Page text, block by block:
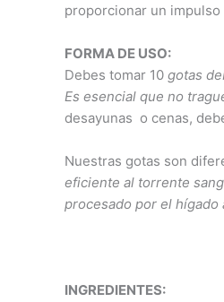
proporcionar un
FORMA DE USO:
Debes tomar 10 gotas
Es esencial que no
desayunas o cenas,
Nuestras gotas son
eficiente al torrente
procesado por el hígado
INGREDIENTES: